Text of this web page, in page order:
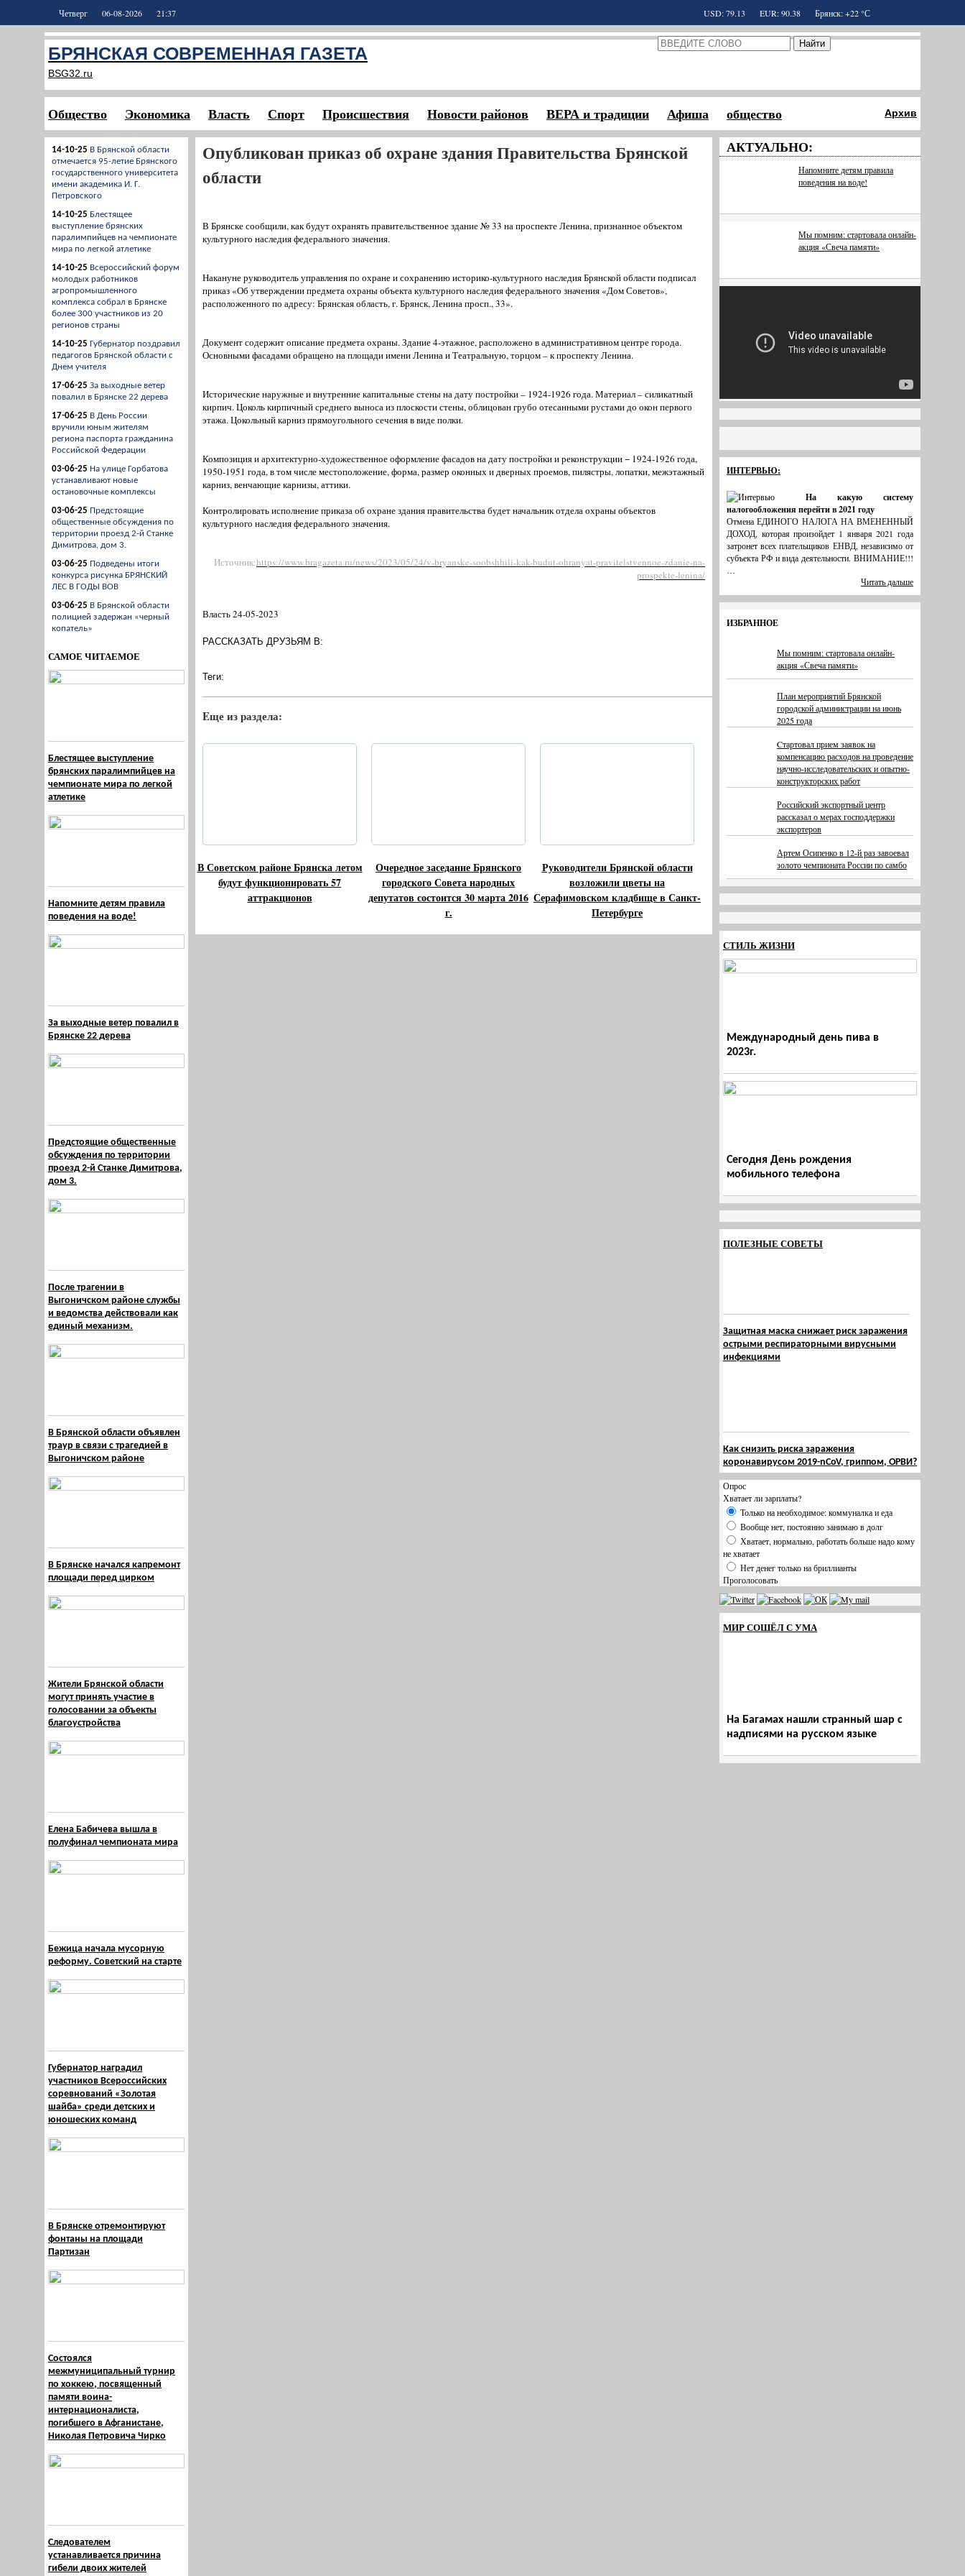
Четверг 06-08-2026 21:37 USD: 79.13 EUR: 90.38 Брянск: +22 °С
БРЯНСКАЯ СОВРЕМЕННАЯ ГАЗЕТА
BSG32.ru
Общество Экономика Власть Спорт Происшествия Новости районов ВЕРА и традиции Афиша общество Архив
14-10-25 В Брянской области
отмечается 95-летие Брянского
государственного университета
имени академика И. Г.
Петровского
14-10-25 Блестящее
выступление брянских
паралимпийцев на чемпионате
мира по легкой атлетике
14-10-25 Всероссийский форум
молодых работников
агропромышленного
комплекса собрал в Брянске
более 300 участников из 20
регионов страны
14-10-25 Губернатор поздравил
педагогов Брянской области с
Днем учителя
17-06-25 За выходные ветер
повалил в Брянске 22 дерева
17-06-25 В День России
вручили юным жителям
региона паспорта гражданина
Российской Федерации
03-06-25 На улице Горбатова
устанавливают новые
остановочные комплексы
03-06-25 Предстоящие
общественные обсуждения по
территории проезд 2-й Станке
Димитрова, дом 3.
03-06-25 Подведены итоги
конкурса рисунка БРЯНСКИЙ
ЛЕС В ГОДЫ ВОВ
03-06-25 В Брянской области
полицией задержан «черный
копатель»
САМОЕ ЧИТАЕМОЕ
Блестящее выступление
брянских паралимпийцев на
чемпионате мира по легкой
атлетике
Напомните детям правила
поведения на воде!
За выходные ветер повалил в
Брянске 22 дерева
Предстоящие общественные
обсуждения по территории
проезд 2-й Станке Димитрова,
дом 3.
После трагении в
Выгоничском районе службы
и ведомства действовали как
единый механизм.
В Брянской области объявлен
траур в связи с трагедией в
Выгоничском районе
В Брянске начался капремонт
площади перед цирком
Жители Брянской области
могут принять участие в
голосовании за объекты
благоустройства
Елена Бабичева вышла в
полуфинал чемпионата мира
Бежица начала мусорную
реформу. Советский на старте
Губернатор наградил
участников Всероссийских
соревнований «Золотая
шайба» среди детских и
юношеских команд
В Брянске отремонтируют
фонтаны на площади
Партизан
Состоялся
межмуниципальный турнир
по хоккею, посвященный
памяти воина-
интернационалиста,
погибшего в Афганистане,
Николая Петровича Чирко
Следователем
устанавливается причина
гибели двоих жителей
Опубликован приказ об охране здания Правительства Брянской
области
В Брянске сообщили, как будут охранять правительственное здание № 33 на проспекте Ленина, признанное объектом
культурного наследия федерального значения.
Накануне руководитель управления по охране и сохранению историко-культурного наследия Брянской области подписал
приказ «Об утверждении предмета охраны объекта культурного наследия федерального значения «Дом Советов»,
расположенного по адресу: Брянская область, г. Брянск, Ленина просп., 33».
Документ содержит описание предмета охраны. Здание 4-этажное, расположено в административном центре города.
Основными фасадами обращено на площади имени Ленина и Театральную, торцом – к проспекту Ленина.
Исторические наружные и внутренние капитальные стены на дату постройки – 1924-1926 года. Материал – силикатный
кирпич. Цоколь кирпичный среднего выноса из плоскости стены, облицован грубо отесанными рустами до окон первого
этажа. Цокольный карниз прямоугольного сечения в виде полки.
Композиция и архитектурно-художественное оформление фасадов на дату постройки и реконструкции − 1924-1926 года,
1950-1951 года, в том числе местоположение, форма, размер оконных и дверных проемов, пилястры, лопатки, межэтажный
карниз, венчающие карнизы, аттики.
Контролировать исполнение приказа об охране здания правительства будет начальник отдела охраны объектов
культурного наследия федерального значения.
Источник:https://www.bragazeta.ru/news/2023/05/24/v-bryanske-soobshhili-kak-budut-ohranyat-pravitelstvennoe-zdanie-na-
prospekte-lenina/
Власть 24-05-2023
РАССКАЗАТЬ ДРУЗЬЯМ В:
Теги:
Eще из раздела:
В Советском районе Брянска летом
будут функционировать 57
аттракционов
Очередное заседание Брянского
городского Совета народных
депутатов состоится 30 марта 2016
г.
Руководители Брянской области
возложили цветы на
Серафимовском кладбище в Санкт-
Петербурге
АКТУАЛЬНО:
Напомните детям правила
поведения на воде!
Мы помним: стартовала онлайн-
акция «Свеча памяти»
ИНТЕРВЬЮ:
На какую систему
налогообложения перейти в 2021 году
Отмена ЕДИНОГО НАЛОГА НА ВМЕНЕННЫЙ
ДОХОД, которая произойдет 1 января 2021 года
затронет всех плательщиков ЕНВД, независимо от
субъекта РФ и вида деятельности. ВНИМАНИЕ!!!
…
Читать дальше
ИЗБРАННОЕ
Мы помним: стартовала онлайн-
акция «Свеча памяти»
План мероприятий Брянской
городской администрации на июнь
2025 года
Cтартовал прием заявок на
компенсацию расходов на проведение
научно-исследовательских и опытно-
конструкторских работ
Российский экспортный центр
рассказал о мерах господдержки
экспортеров
Артем Осипенко в 12-й раз завоевал
золото чемпионата России по самбо
СТИЛЬ ЖИЗНИ
Международный день пива в
2023г.
Сегодня День рождения
мобильного телефона
ПОЛЕЗНЫЕ СОВЕТЫ
Защитная маска снижает риск заражения
острыми респираторными вирусными
инфекциями
Как снизить риска заражения
коронавирусом 2019-nCoV, гриппом, ОРВИ?
Опрос
Хватает ли зарплаты?
Только на необходимое: коммуналка и еда
Вообще нет, постоянно занимаю в долг
Хватает, нормально, работать больше надо кому
не хватает
Нет денег только на бриллианты
Проголосовать
МИР СОШЁЛ С УМА
На Багамах нашли странный шар с
надписями на русском языке